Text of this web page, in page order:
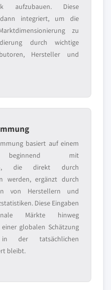
aufzubauen. Diese
integriert, um die
zu
durch wichtige
Hersteller und
basiert auf einem
beginnend mit
die direkt durch
werden, ergänzt durch
von Herstellern und
Diese Eingaben
Märkte hinweg
globalen Schätzung
der tatsächlichen
bleibt.